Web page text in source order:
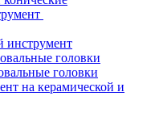
инструмент
головки
головки
на керамической и